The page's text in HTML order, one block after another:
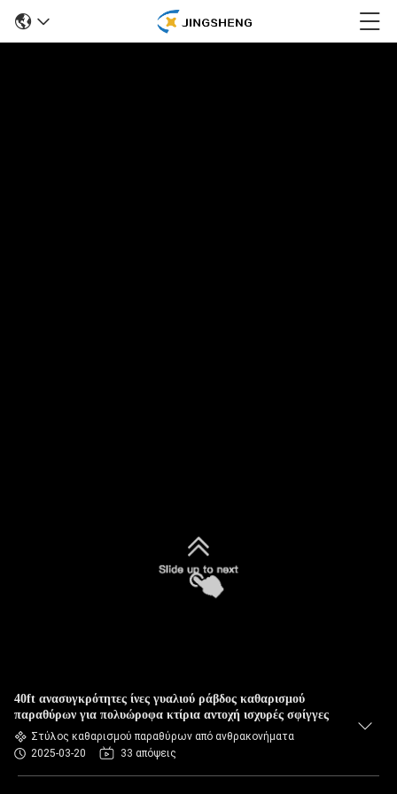
40ft ανασυγκρότητες ίνες γυαλιού ράβδος καθαρισμού
παραθύρων για πολυώροφα κτίρια αντοχή ισχυρές σφίγγες
Στύλος καθαρισμού παραθύρων από ανθρακονήματα
2025-03-20
33 απόψεις